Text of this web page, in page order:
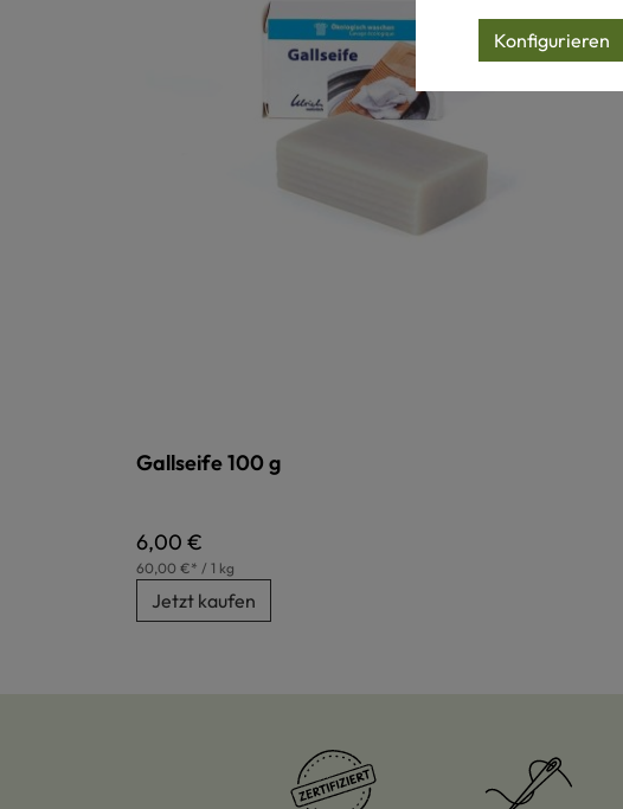
Gallseife 100 g
Regulärer Preis:
6,00 €
60,00 €* / 1 kg
Jetzt kaufen
Konfigurieren